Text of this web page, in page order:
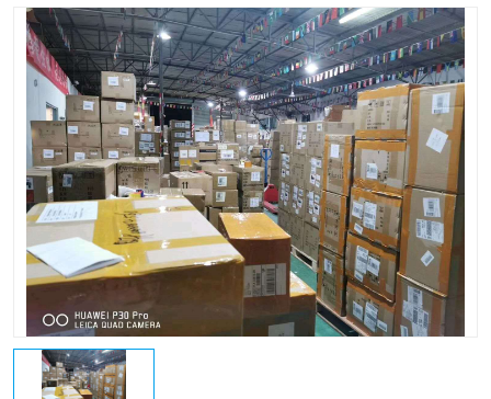
俄罗斯快递 巴西快递
深圳DHL国际快递 伊朗快递
UPS国际快递 深圳国际快递公司
深圳国际物流公司 深圳国际快递电话
DHL国际快递电话 深圳国际快递
新能源电池出口物流